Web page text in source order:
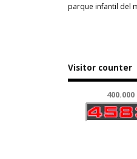
parque infantil del
Visitor counter